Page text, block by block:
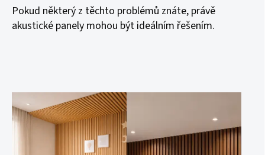
Pokud některý z těchto problémů znáte, právě
akustické panely mohou být ideálním řešením.